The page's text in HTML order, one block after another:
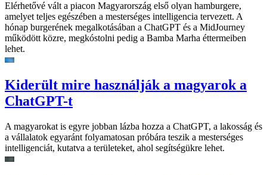
Elérhetővé vált a piacon Magyarország első olyan hamburgere,
amelyet teljes egészében a mesterséges intelligencia tervezett. A
hónap burgerének megalkotásában a ChatGPT és a MidJourney
működött közre, megkóstolni pedig a Bamba Marha éttermeiben
lehet.
Kiderült mire használják a magyarok a
ChatGPT-t
A magyarokat is egyre jobban lázba hozza a ChatGPT, a lakosság és
a vállalatok egyaránt folyamatosan próbára teszik a mesterséges
intelligenciát, kutatva a területeket, ahol segítségükre lehet.